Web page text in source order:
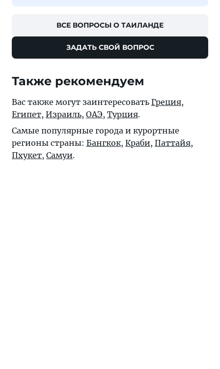
ВСЕ ВОПРОСЫ О ТАИЛАНДЕ
ЗАДАТЬ СВОЙ ВОПРОС
Также рекомендуем
Вас также могут заинтересовать Греция,
Египет, Израиль, ОАЭ, Турция.
Самые популярные города и курортные
регионы страны: Бангкок, Краби, Паттайя,
Пхукет, Самуи.